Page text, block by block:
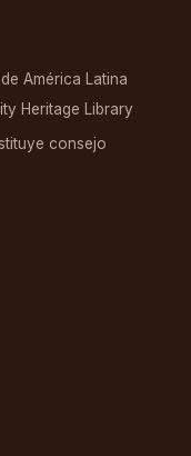
América Latina
Heritage Library
consejo